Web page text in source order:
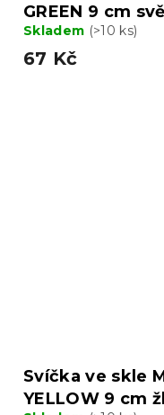
GREEN 9 cm
Skladem (>10 ks)
67 Kč
Svíčka ve skle
YELLOW 9 cm